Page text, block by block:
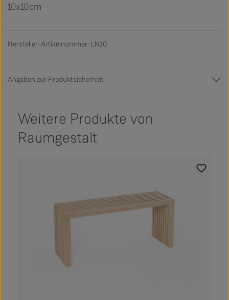
10x10cm
Hersteller-Artikelnummer: LN10
Angaben zur Produktsicherheit
Weitere Produkte von
Raumgestalt